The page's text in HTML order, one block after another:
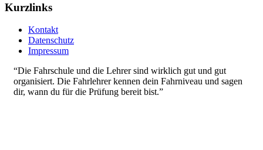
Kurzlinks
Kontakt
Datenschutz
Impressum
“Die Fahrschule und die Lehrer sind wirklich gut und gut
organisiert. Die Fahrlehrer kennen dein Fahrniveau und sagen
dir, wann du für die Prüfung bereit bist.”